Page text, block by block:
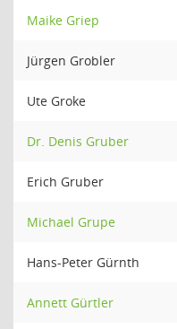
Maike Griep
Jürgen Grobler
Ute Groke
Dr. Denis Gruber
Erich Gruber
Michael Grupe
Hans-Peter Gürnth
Annett Gürtler